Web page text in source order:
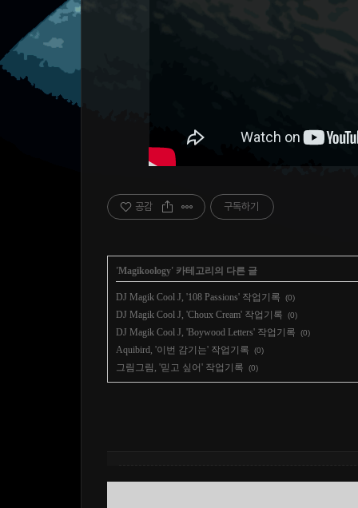
공감 구독하기
'Magikoology' 카테고리의 다른 글
DJ Magik Cool J, '108 Passions' 작업기록 (0)
DJ Magik Cool J, 'Choux Cream' 작업기록 (0)
DJ Magik Cool J, 'Boywood Letters' 작업기록 (0)
Aquibird, '이번 감기는' 작업기록 (0)
그림그림, '믿고 싶어' 작업기록 (0)